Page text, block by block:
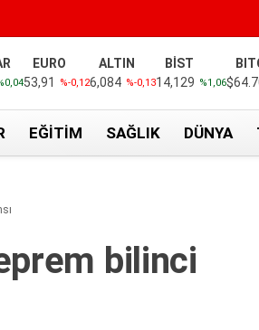
EURO
53,91
%-0,12
ALTIN
6,084 %-0,13
BİST
14,129 %1,06
EĞITIM SAĞLIK DÜNYA
bilinci